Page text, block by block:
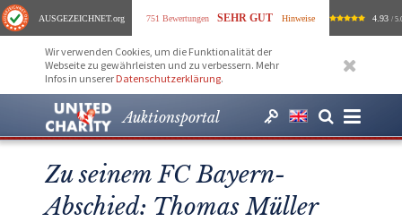
AUSGEZEICHNET.org 751 Bewertungen SEHR GUT Hinweise 4.93 /
Wir verwenden Cookies, um die Funktionalität der
Webseite zu gewährleisten und zu verbessern. Mehr
Infos in unserer Datenschutzerklärung.
Auktionsportal
Zu seinem FC Bayern-
Abschied: Thomas Müller